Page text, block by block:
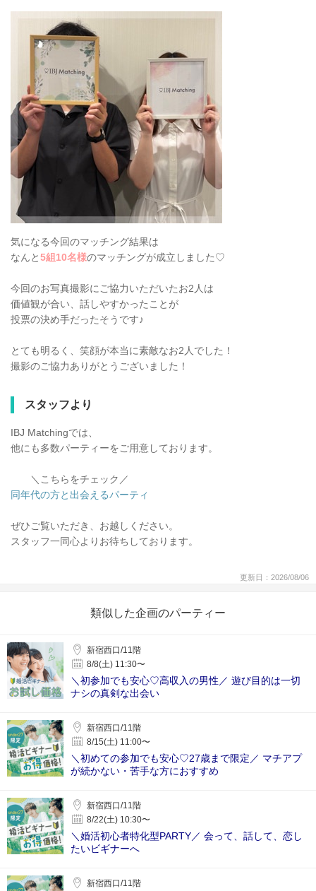
気になる今回のマッチング結果は
なんと5組10名様のマッチングが成立しました♡
今回のお写真撮影にご協力いただいたお2人は
価値観が合い、話しやすかったことが
投票の決め手だったそうです♪
とても明るく、笑顔が本当に素敵なお2人でした！
撮影のご協力ありがとうございました！
スタッフより
IBJ Matchingでは、
他にも多数パーティーをご用意しております。
＼こちらをチェック／
同年代の方と出会えるパーティ
ぜひご覧いただき、お越しください。
スタッフ一同心よりお待ちしております。
更新日：2026/08/06
類似した企画のパーティー
新宿西口/11階
8/8(土) 11:30〜
＼初参加でも安心♡高収入の男性／ 遊び目的は一切
ナシの真剣な出会い
新宿西口/11階
8/15(土) 11:00〜
＼初めての参加でも安心♡27歳まで限定／ マチアプ
が続かない・苦手な方におすすめ
新宿西口/11階
8/22(土) 10:30〜
＼婚活初心者特化型PARTY／ 会って、話して、恋し
たいビギナーへ
新宿西口/11階